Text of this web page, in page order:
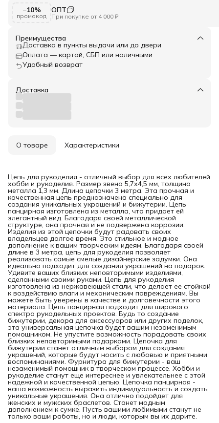
−10%
промокод
ОПТ
При покупке от 4 000 ₽
Преимущества
Доставка в пункты выдачи или до двери
Оплата — картой, СБП или наличными
Удобный возврат
Доставка
О товаре Характеристики
Цепь для рукоделия - отличный выбор для всех любителей
хобби и рукоделия. Размер звена 5,7х4,5 мм, толщина
металла 1,3 мм. Длина цепочки 3 метра. Эта прочная и
качественная цепь предназначена специально для
создания уникальных украшений и бижутерии. Цепь
панцирная изготовлена из металла, что придает ей
элегантный вид. Благодаря своей металлической
структуре, она прочная и не подвержена коррозии.
Изделия из этой цепочки будут радовать своих
владельцев долгое время. Это стильное и модное
дополнение к вашим творческим идеям. Благодаря своей
длине в 3 метра, цепь для рукоделия позволяет
реализовать самые смелые дизайнерские задумки. Она
идеально подходит для создания украшений на подарок.
Удивите ваших близких неповторимыми изделиями,
сделанными своими руками. Цепь для рукоделия
изготовлена из нержавеющей стали, что делает ее стойкой
к воздействию влаги и механическим повреждениям. Вы
можете быть уверены в качестве и долговечности этого
материала. Цепь панцирная подходит для широкого
спектра рукодельных проектов. Будь то создание
бижутерии, декора для аксессуаров или других поделок,
эта универсальная цепочка будет вашим незаменимым
помощником. Не упустите возможность порадовать своих
близких неповторимыми подарками. Цепочка для
бижутерии станет отличным выбором для создания
украшений, которые будут носить с любовью и приятными
воспоминаниями. Фурнитура для бижутерии - ваш
незаменимый помощник в творческом процессе. Хобби и
рукоделие станут еще интереснее и увлекательнее с этой
надежной и качественной цепью. Цепочка панцирная -
ваша возможность выразить индивидуальность и создать
уникальные украшения. Она отлично подойдет для
женских и мужских браслетов. Станет модным
дополнением к сумке. Пусть вашими любимыми станут не
только ваши работы, но и люди, которым вы их дарите.